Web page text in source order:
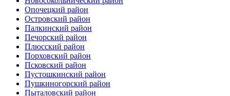
Опочецкий район
Островский район
Палкинский район
Печорский район
Плюсский район
Порховский район
Псковский район
Пустошкинский район
Пушкиногорский район
Пыталовский район